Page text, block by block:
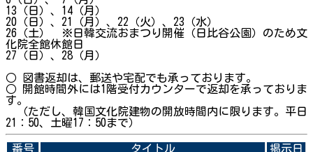
13（日）、14（月）
20（日）、21（月）、22（火）、23（水）
26（土） ※日韓交流おまつり開催（日比谷公園）のため文
化院全館休館日
27（日）、28（月）
○ 図書返却は、郵送や宅配でも承っております。
○ 開館時間外には1階受付カウンターで返却を承っておりま
す。
（ただし、韓国文化院建物の開放時間内に限ります。平日
21：50、土曜17：50まで）
番号 タイトル
掲示日